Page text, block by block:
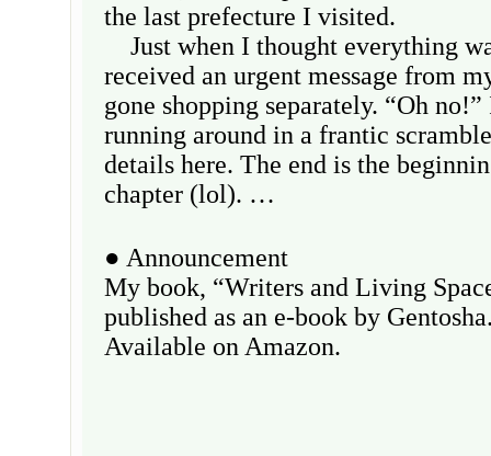
the last prefecture I visited.
Just when I thought everything
received an urgent message from
gone shopping separately. “Oh
running around in a frantic
details here. The end is the
chapter (lol). …
● Announcement
My book, “Writers and Living
published as an e-book by
Available on Amazon.